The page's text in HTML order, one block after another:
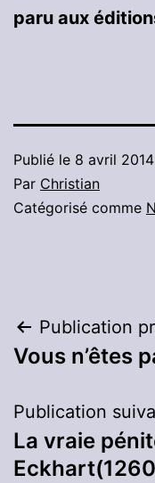
paru aux
Publié le 8 avril 2014
Par Christian
Catégorisé comme
de
l’article
Publication
Vous n’êtes
Publication
La vraie